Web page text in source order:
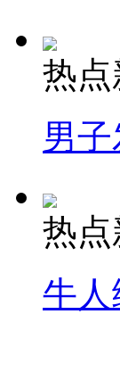
热点
男
热点
牛